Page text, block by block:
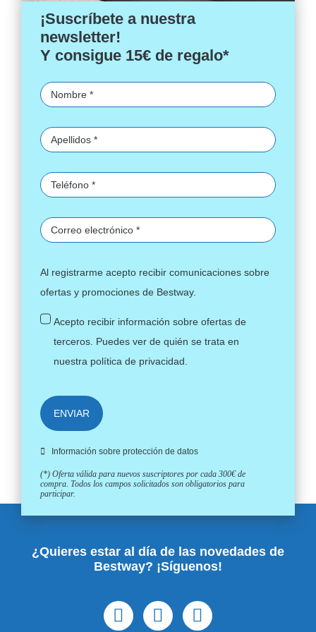
¡Suscríbete a nuestra
newsletter!
Y consigue 15€ de regalo*
Al registrarme acepto recibir comunicaciones sobre
ofertas y promociones de Bestway.
Acepto recibir información sobre ofertas de
terceros. Puedes ver de quién se trata en
nuestra política de privacidad
ENVIAR
Información sobre protección de datos
(*) Oferta válida para nuevos suscriptores por cada 300€ de
compra. Todos los campos solicitados son obligatorios para
participar.
¿Quieres estar al día de las novedades de
Bestway? ¡Síguenos!